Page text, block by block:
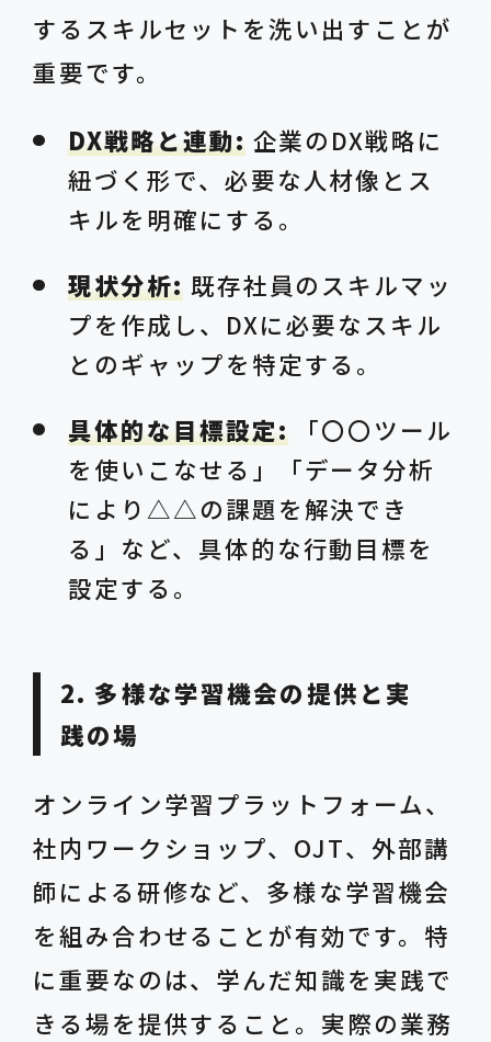
するスキルセットを洗い出すことが
重要です。
DX戦略と連動:企業のDX戦略に
紐づく形で、必要な人材像とス
キルを明確にする。
現状分析:既存社員のスキルマッ
プを作成し、DXに必要なスキル
とのギャップを特定する。
具体的な目標設定:「〇〇ツール
を使いこなせる」「データ分析
により△△の課題を解決でき
る」など、具体的な行動目標を
設定する。
2. 多様な学習機会の提供と実
践の場
オンライン学習プラットフォーム、
社内ワークショップ、OJT、外部講
師による研修など、多様な学習機会
を組み合わせることが有効です。特
に重要なのは、学んだ知識を実践で
きる場を提供すること。実際の業務